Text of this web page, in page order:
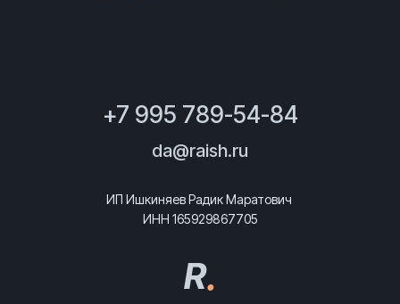
+7 995 789-54-84
da@raish.ru
ИП Ишкиняев Радик Маратович
ИНН 165929867705
R.